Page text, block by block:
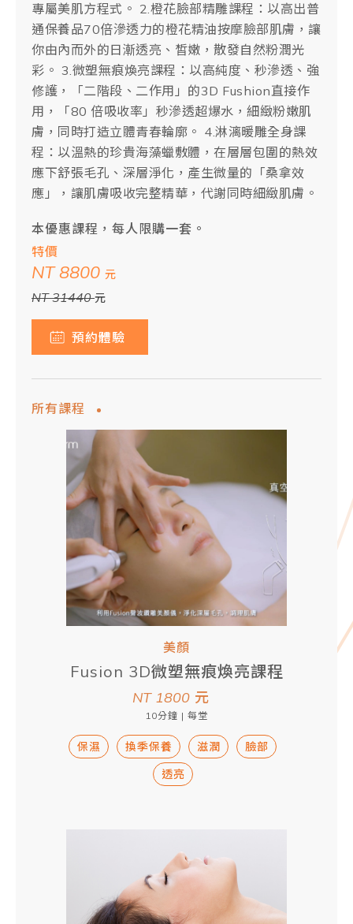
專屬美肌方程式。 2.橙花臉部精雕課程：以高出普
通保養品70倍滲透力的橙花精油按摩臉部肌膚，讓
你由內而外的日漸透亮、皙嫩，散發自然粉潤光
彩。 3.微塑無痕煥亮課程：以高純度、秒滲透、強
修護，「二階段、二作用」的3D Fushion直接作
用，「80 倍吸收率」秒滲透超爆水，細緻粉嫩肌
膚，同時打造立體青春輪廓。 4.淋漓暖雕全身課
程：以溫熱的珍貴海藻蠟敷體，在層層包圍的熱效
應下舒張毛孔、深層淨化，產生微量的「桑拿效
應」，讓肌膚吸收完整精華，代謝同時細緻肌膚。
本優惠課程，每人限購一套。
特價
NT 8800 元
NT 31440元
預約體驗
所有課程
美顏
Fusion 3D微塑無痕煥亮課程
NT 1800 元
10分鐘 | 每堂
保濕 換季保養 滋潤
臉部
透亮